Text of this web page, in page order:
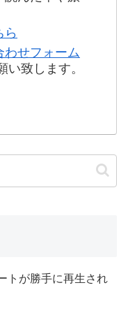
ら
わせフォーム
い致します。
トが勝手に再生され